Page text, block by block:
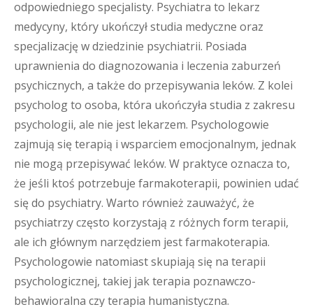
odpowiedniego specjalisty. Psychiatra to lekarz
medycyny, który ukończył studia medyczne oraz
specjalizację w dziedzinie psychiatrii. Posiada
uprawnienia do diagnozowania i leczenia zaburzeń
psychicznych, a także do przepisywania leków. Z kolei
psycholog to osoba, która ukończyła studia z zakresu
psychologii, ale nie jest lekarzem. Psychologowie
zajmują się terapią i wsparciem emocjonalnym, jednak
nie mogą przepisywać leków. W praktyce oznacza to,
że jeśli ktoś potrzebuje farmakoterapii, powinien udać
się do psychiatry. Warto również zauważyć, że
psychiatrzy często korzystają z różnych form terapii,
ale ich głównym narzędziem jest farmakoterapia.
Psychologowie natomiast skupiają się na terapii
psychologicznej, takiej jak terapia poznawczo-
behawioralna czy terapia humanistyczna.